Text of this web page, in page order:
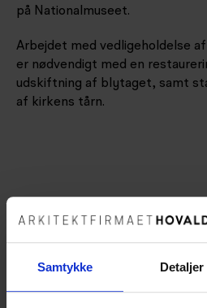
Samtykke Detaljer
på Nationalmuseet.
Arbejdet med vedligeholdelse
er nødvendigt med en
udskiftning af blytaget, samt
af kirkens tårn.